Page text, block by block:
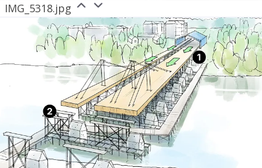
IMG_5318.jpg